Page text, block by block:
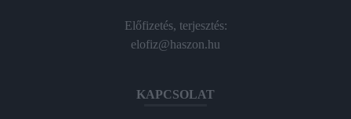
Előfizetés, terjesztés:
elofiz@haszon.hu
KAPCSOLAT